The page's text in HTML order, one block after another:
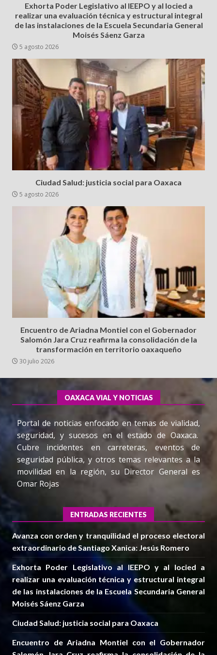
Exhorta Poder Legislativo al IEEPO y al Iocied a
realizar una evaluación técnica y estructural integral
de las instalaciones de la Escuela Secundaria General
Moisés Sáenz Garza
5 agosto 2026
Ciudad Salud: justicia social para Oaxaca
5 agosto 2026
Encuentro de Ariadna Montiel con el Gobernador
Salomón Jara Cruz reafirma la consolidación de la
transformación en territorio oaxaqueño
30 julio 2026
OAXACA VIAL Y NOTICIAS
Portal de noticias enfocado en temas de vialidad,
seguridad, y sucesos en el estado de Oaxaca.
Cubre incidentes en carreteras, eventos de
seguridad pública, y otros temas relevantes a la
movilidad en la región, su Director General es
Omar Rojas
ENTRADAS RECIENTES
Avanza con orden y tranquilidad el proceso electoral
extraordinario de Santiago Xanica: Jesús Romero
Exhorta Poder Legislativo al IEEPO y al Iocied a
realizar una evaluación técnica y estructural integral
de las instalaciones de la Escuela Secundaria General
Moisés Sáenz Garza
Ciudad Salud: justicia social para Oaxaca
Encuentro de Ariadna Montiel con el Gobernador